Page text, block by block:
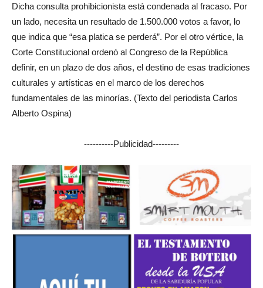
Dicha consulta prohibicionista está condenada al fracaso. Por
un lado, necesita un resultado de 1.500.000 votos a favor, lo
que indica que “esa platica se perderá”. Por el otro vértice, la
Corte Constitucional ordenó al Congreso de la República
definir, en un plazo de dos años, el destino de esas tradiciones
culturales y artísticas en el marco de los derechos
fundamentales de las minorías. (Texto del periodista Carlos
Alberto Ospina)
----------Publicidad---------